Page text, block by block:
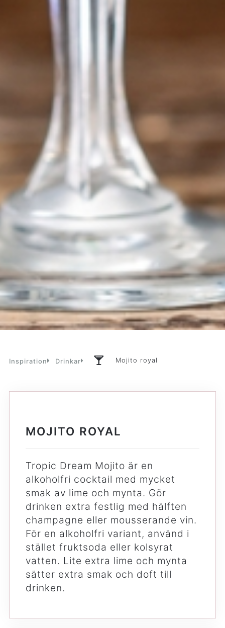
Inspiration Drinkar Mojito royal
MOJITO ROYAL
Tropic Dream Mojito är en
alkoholfri cocktail med mycket
smak av lime och mynta. Gör
drinken extra festlig med hälften
champagne eller mousserande vin.
För en alkoholfri variant, använd i
stället fruktsoda eller kolsyrat
vatten. Lite extra lime och mynta
sätter extra smak och doft till
drinken.